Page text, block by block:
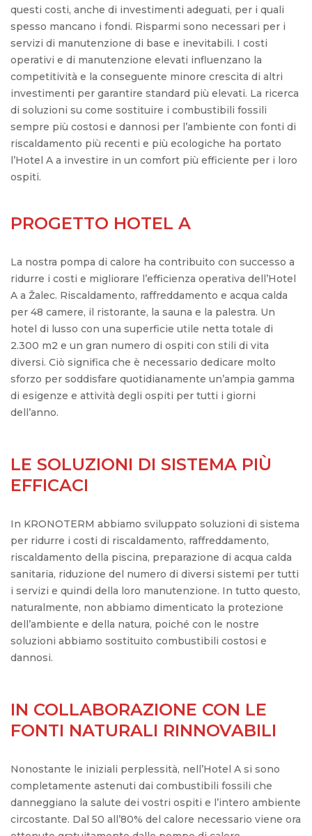
questi costi, anche di investimenti adeguati, per i quali
spesso mancano i fondi. Risparmi sono necessari per i
servizi di manutenzione di base e inevitabili. I costi
operativi e di manutenzione elevati influenzano la
competitività e la conseguente minore crescita di altri
investimenti per garantire standard più elevati. La ricerca
di soluzioni su come sostituire i combustibili fossili
sempre più costosi e dannosi per l’ambiente con fonti di
riscaldamento più recenti e più ecologiche ha portato
l’Hotel A a investire in un comfort più efficiente per i loro
ospiti.
PROGETTO HOTEL A
La nostra pompa di calore ha contribuito con successo a
ridurre i costi e migliorare l’efficienza operativa dell’Hotel
A a Žalec. Riscaldamento, raffreddamento e acqua calda
per 48 camere, il ristorante, la sauna e la palestra. Un
hotel di lusso con una superficie utile netta totale di
2.300 m2 e un gran numero di ospiti con stili di vita
diversi. Ciò significa che è necessario dedicare molto
sforzo per soddisfare quotidianamente un’ampia gamma
di esigenze e attività degli ospiti per tutti i giorni
dell’anno.
LE SOLUZIONI DI SISTEMA PIÙ
EFFICACI
In KRONOTERM abbiamo sviluppato soluzioni di sistema
per ridurre i costi di riscaldamento, raffreddamento,
riscaldamento della piscina, preparazione di acqua calda
sanitaria, riduzione del numero di diversi sistemi per tutti
i servizi e quindi della loro manutenzione. In tutto questo,
naturalmente, non abbiamo dimenticato la protezione
dell’ambiente e della natura, poiché con le nostre
soluzioni abbiamo sostituito combustibili costosi e
dannosi.
IN COLLABORAZIONE CON LE
FONTI NATURALI RINNOVABILI
Nonostante le iniziali perplessità, nell’Hotel A si sono
completamente astenuti dai combustibili fossili che
danneggiano la salute dei vostri ospiti e l’intero ambiente
circostante. Dal 50 all’80% del calore necessario viene ora